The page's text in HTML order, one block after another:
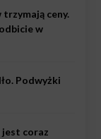
ceny.
w
Podwyżki
jest coraz